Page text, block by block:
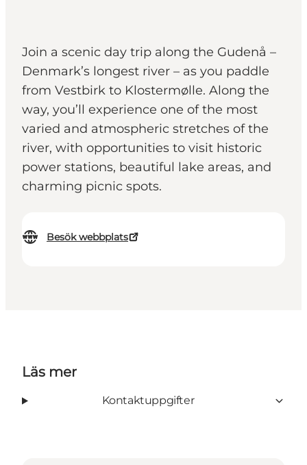
Join a scenic day trip along the Gudenå –
Denmark’s longest river – as you paddle
from Vestbirk to Klostermølle. Along the
way, you’ll experience one of the most
varied and atmospheric stretches of the
river, with opportunities to visit historic
power stations, beautiful lake areas, and
charming picnic spots.
Besök webbplats
Läs mer
Kontaktuppgifter